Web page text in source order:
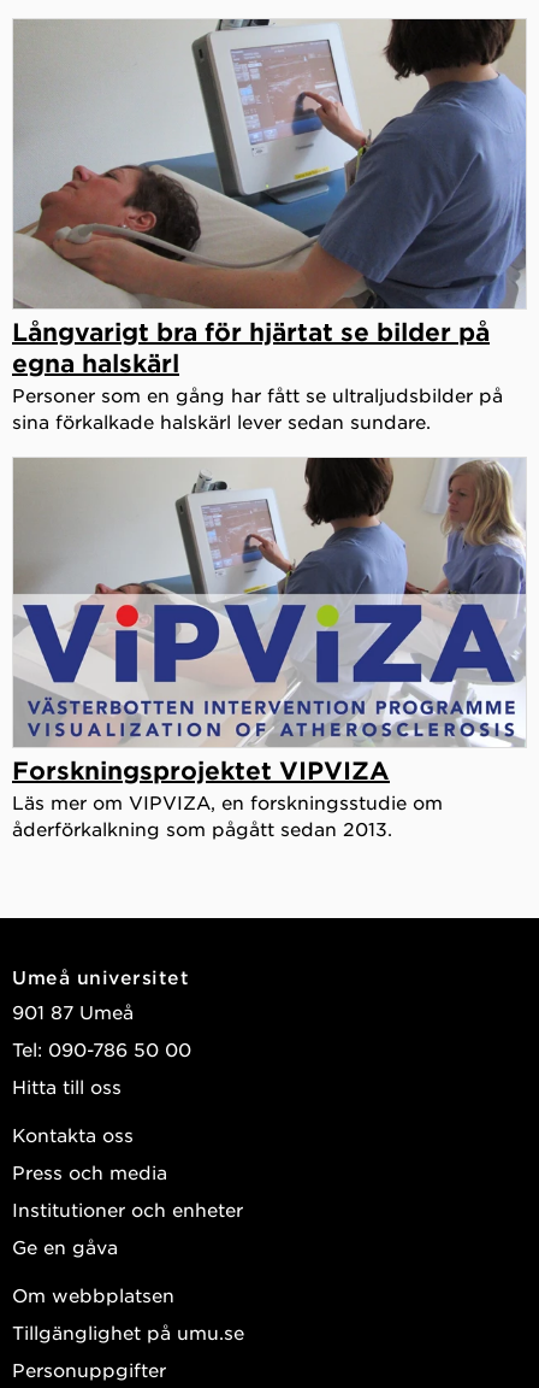
Långvarigt bra för hjärtat se bilder på
egna halskärl
Personer som en gång har fått se ultraljudsbilder på
sina förkalkade halskärl lever sedan sundare.
Forskningsprojektet VIPVIZA
Läs mer om VIPVIZA, en forskningsstudie om
åderförkalkning som pågått sedan 2013.
Umeå universitet
901 87 Umeå
Tel: 090-786 50 00
Hitta till oss
Kontakta oss
Press och media
Institutioner och enheter
Ge en gåva
Om webbplatsen
Tillgänglighet på umu.se
Personuppgifter